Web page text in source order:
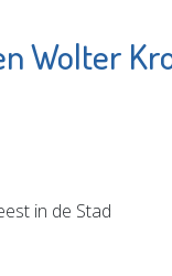
Wolter